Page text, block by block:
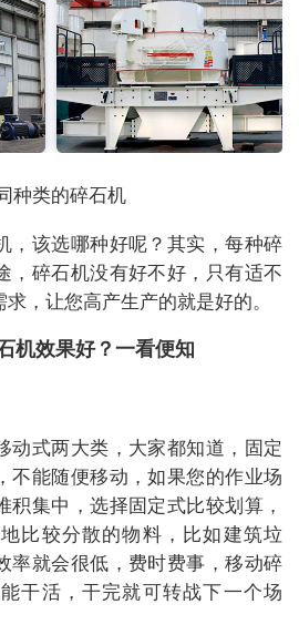
种类的碎石机
，该选哪种好呢？其实，每种碎
，碎石机没有好不好，只有适不
，让您高产生产的就是好的。
机效果好？一看便知
动式两大类，大家都知道，固定
不能随便移动，如果您的作业场
积集中，选择固定式比较划算，
比较分散的物料，比如建筑垃
率就会很低，费时费事，移动碎
干活，干完就可转战下一个场